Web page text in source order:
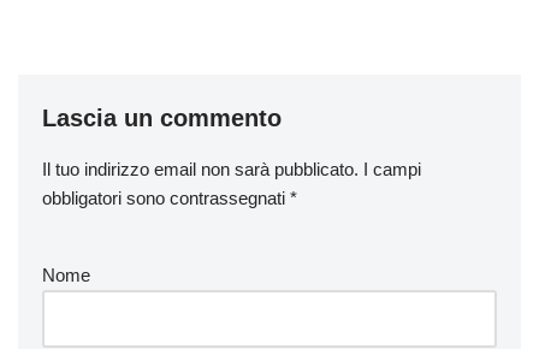
Lascia un commento
Il tuo indirizzo email non sarà pubblicato. I campi
obbligatori sono contrassegnati *
Nome